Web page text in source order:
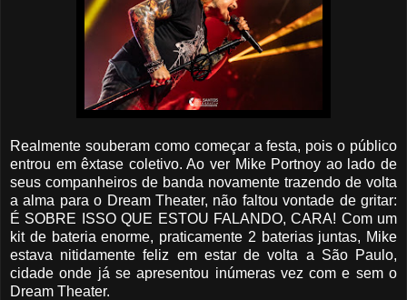
Realmente souberam como começar a festa, pois o público
entrou em êxtase coletivo. Ao ver Mike Portnoy ao lado de
seus companheiros de banda novamente trazendo de volta
a alma para o Dream Theater, não faltou vontade de gritar:
É SOBRE ISSO QUE ESTOU FALANDO, CARA! Com um
kit de bateria enorme, praticamente 2 baterias juntas, Mike
estava nitidamente feliz em estar de volta a São Paulo,
cidade onde já se apresentou inúmeras vez com e sem o
Dream Theater.